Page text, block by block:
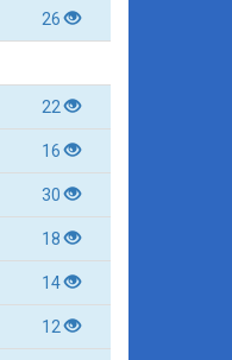
26
22
16
30
18
14
12